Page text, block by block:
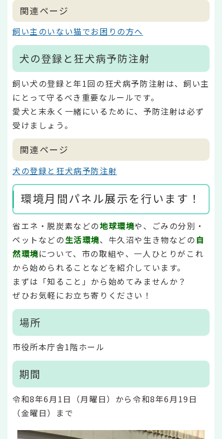
関連ページ
飼い主のいない猫でお困りの方へ
犬の登録と狂犬病予防注射
飼い犬の登録と年1回の狂犬病予防注射は、飼い主
にとって守るべき重要なルールです。
愛犬と末永く一緒にいるために、予防注射は必ず
受けましょう。
関連ページ
犬の登録と狂犬病予防注射
環境月間パネル展示を行います！
省エネ・脱炭素などの地球環境や、ごみの分別・
ペットなどの生活環境、牛久沼や生き物などの 自
然環境について、市の取組や、一人ひとりがこれ
から始められることなどを紹介しています。
まずは「知ること」から始めてみませんか？
ぜひお気軽にお立ち寄りください！
場所
市役所本庁舎1階ホール
期間
令和8年6月1日（月曜日）から令和8年6月19日
（金曜日）まで